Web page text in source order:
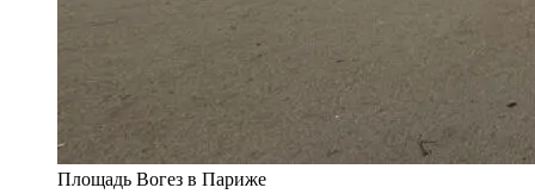
Площадь Вогез в Париже